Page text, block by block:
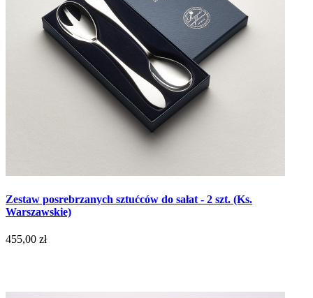
Zestaw posrebrzanych sztućców do sałat - 2 szt. (Ks.
Warszawskie)
455,00 zł